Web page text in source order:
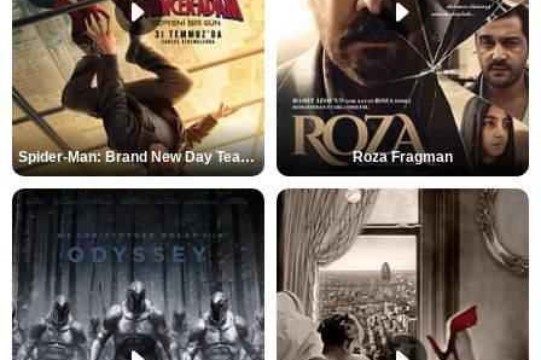
Spider-Man: Brand New Day Teaser Roza Fragman